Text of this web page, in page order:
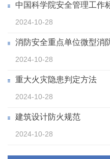
中国科学院安全管理工作
2024-10-28
消防安全重点单位微型消
2024-10-28
重大火灾隐患判定方法
2024-10-28
建筑设计防火规范
2024-10-28